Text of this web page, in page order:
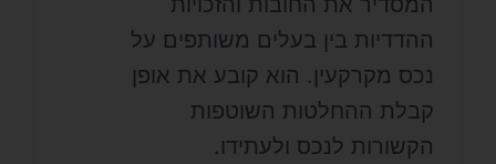
ההדדיות בין בעלים משותפים על
נכס מקרקעין. הוא קובע את אופן
קבלת ההחלטות השוטפות
הקשורות לנכס ולעתידו.